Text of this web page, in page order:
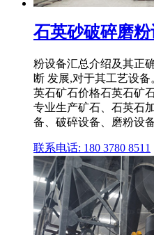
石英砂破碎磨
粉设备汇总介绍及其正
断 发展,对于其工艺设
英石矿石价格石英石矿
专业生产矿石、石英石
备、破碎设备、磨粉设
联系电话: 180 3780 8511